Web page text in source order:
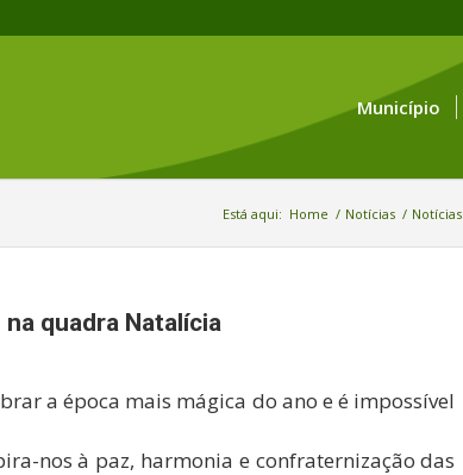
Município
Está aqui: Home / Notícias / Notícias
quadra Natalícia
a época mais mágica do ano e é impossível
nos à paz, harmonia e confraternização das